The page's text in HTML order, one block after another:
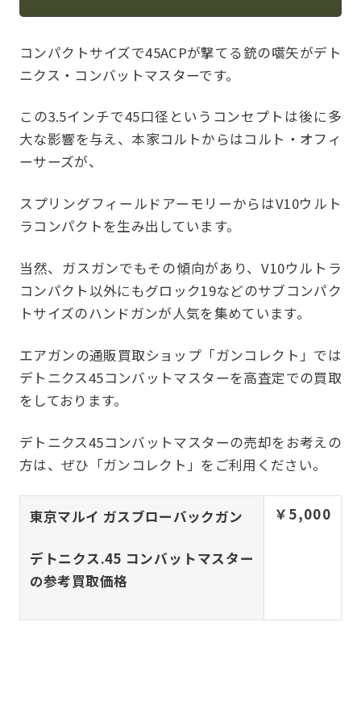
コンパクトサイズで45ACPが撃てる銃の嚆矢がデト
ニクス・コンバットマスターです。
この3.5インチで45口径というコンセプトは後に多
大な影響を与え、本家コルトからはコルト・オフィ
ーサーズが、
スプリングフィールドアーモリーからはV10ウルト
ラコンパクトを生み出しています。
当然、ガスガンでもその傾向があり、V10ウルトラ
コンパクト以外にもグロック19などのサブコンパク
トサイズのハンドガンが人気を集めています。
エアガンの通販買取ショップ「ガンコレクト」では
デトニクス45コンバットマスターを高査定での買取
をしております。
デトニクス45コンバットマスターの売却をお考えの
方は、ぜひ「ガンコレクト」をご利用ください。
東京マルイ ガスブローバックガン
デトニクス.45 コンバットマスター
の参考買取価格
￥5,000